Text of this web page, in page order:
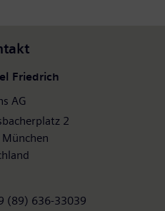
Friedrich
AG
2
(89) 636-33039